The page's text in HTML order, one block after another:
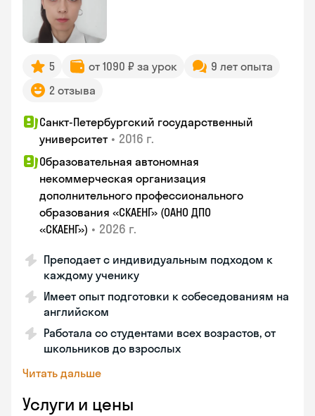
5 от 1090 ₽ за урок
9 лет опыта
2 отзыва
Санкт-Петербургский государственный
университет • 2016 г.
Образовательная автономная
некоммерческая организация
дополнительного профессионального
образования «СКАЕНГ» (ОАНО ДПО
«СКАЕНГ») • 2026 г.
Преподает с индивидуальным подходом к
каждому ученику
Имеет опыт подготовки к собеседованиям на
английском
Работала со студентами всех возрастов, от
школьников до взрослых
Читать дальше
Услуги и цены